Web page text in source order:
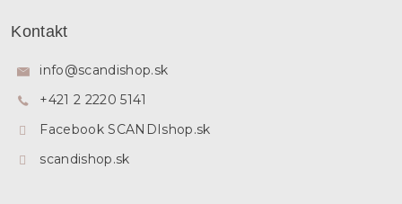
Kontakt
info@scandishop.sk
+421 2 2220 5141
Facebook SCANDIshop.sk
scandishop.sk